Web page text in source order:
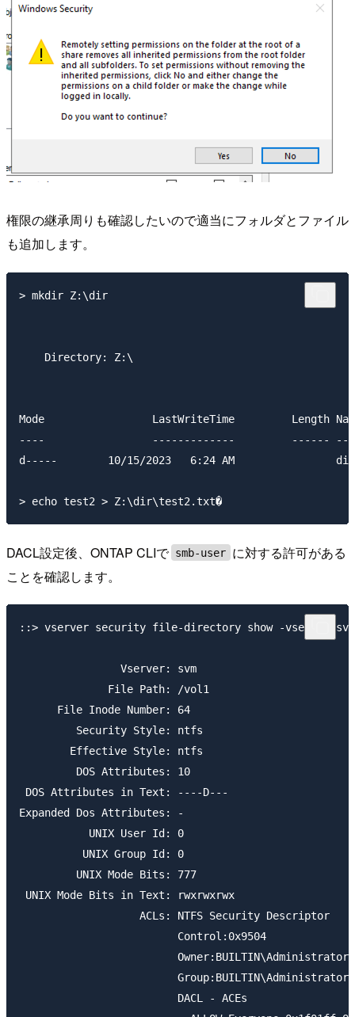
権限の継承周りも確認したいので適当にフォルダとファイル
も追加します。
> mkdir Z:\dir
    Directory: Z:\
Mode                 LastWriteTime         Length
----                 -------------         ------
d-----        10/15/2023   6:24 AM                dir
DACL設定後、ONTAP CLIで smb-user に対する許可がある
ことを確認します。
::> vserver security file-directory show -vserver
                Vserver: svm
              File Path: /vol1
      File Inode Number: 64
         Security Style: ntfs
        Effective Style: ntfs
         DOS Attributes: 10
DOS Attributes in Text: ----D---
Expanded Dos Attributes: -
           UNIX User Id: 0
          UNIX Group Id: 0
         UNIX Mode Bits: 777
UNIX Mode Bits in Text: rwxrwxrwx
                   ACLs: NTFS Security Descriptor
                         Control:0x9504
                         Owner:BUILTIN\Administrators
                         Group:BUILTIN\Administrators
                         DACL - ACEs